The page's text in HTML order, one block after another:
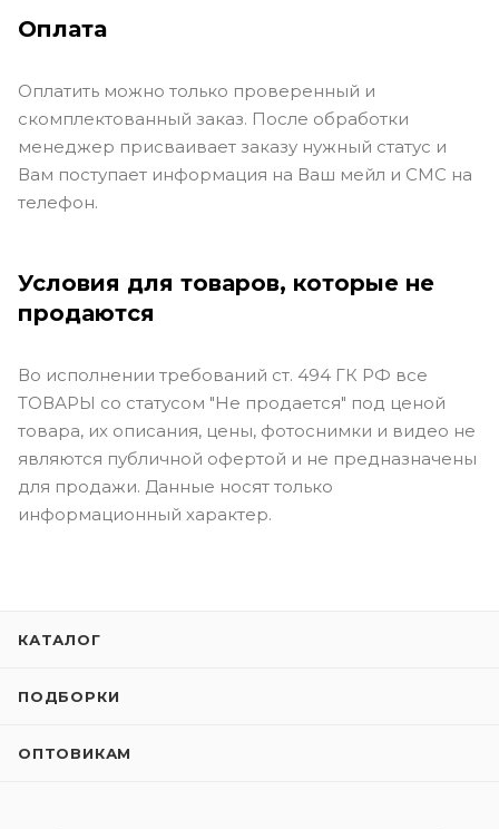
Оплата
Оплатить можно только проверенный и
скомплектованный заказ. После обработки
менеджер присваивает заказу нужный статус и
Вам поступает информация на Ваш мейл и СМС на
телефон.
Условия для товаров, которые не
продаются
Во исполнении требований ст. 494 ГК РФ все
ТОВАРЫ со статусом "Не продается" под ценой
товара, их описания, цены, фотоснимки и видео не
являются публичной офертой и не предназначены
для продажи. Данные носят только
информационный характер.
КАТАЛОГ
ПОДБОРКИ
ОПТОВИКАМ